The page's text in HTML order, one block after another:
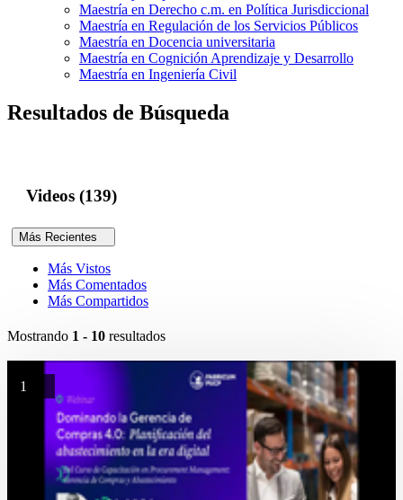
Maestría en Derecho c.m. en Política Jurisdiccional
Maestría en Regulación de los Servicios Públicos
Maestría en Docencia universitaria
Maestría en Cognición Aprendizaje y Desarrollo
Maestría en Ingeniería Civil
Resultados de Búsqueda
Videos (139)
Más Recientes
Más Vistos
Más Comentados
Más Compartidos
Mostrando 1 - 10 resultados
1